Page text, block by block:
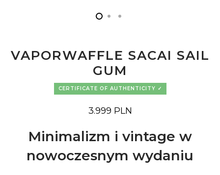
VAPORWAFFLE SACAI SAIL
GUM
CERTIFICATE OF AUTHENTICITY
3.999 PLN
Minimalizm i vintage w
nowoczesnym wydaniu